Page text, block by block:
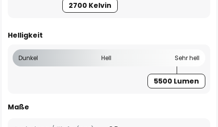
2700 Kelvin
Helligkeit
Dunkel Hell Sehr hell
5500 Lumen
Maße